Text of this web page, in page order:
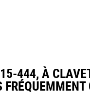
444, À
FRÉQUEMMENT